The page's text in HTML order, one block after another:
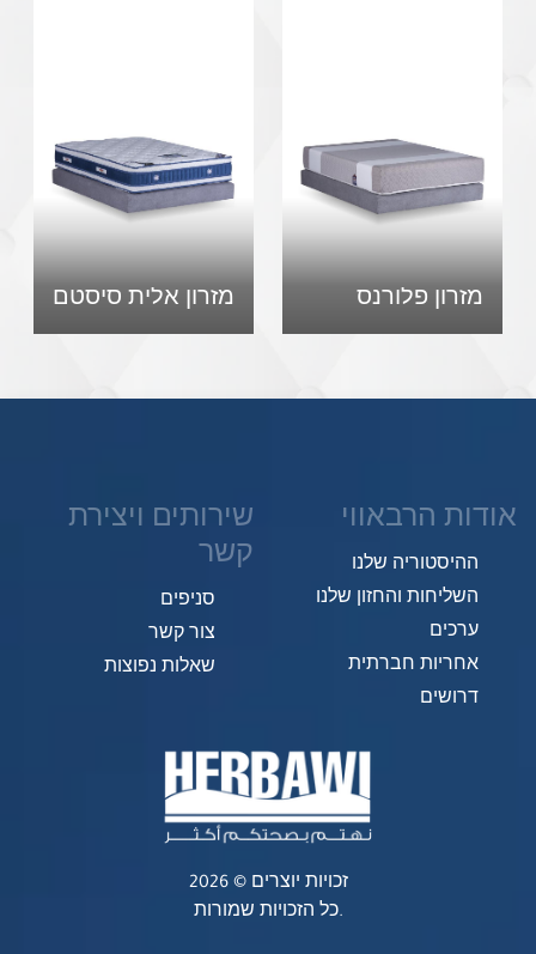
מזרון פלורנס מזרון אלית סיסטם
אודות הרבאווי
ההיסטוריה שלנו
השליחות והחזון שלנו
ערכים
אחריות חברתית
דרושים
שירותים ויצירת
קשר
סניפים
צור קשר
שאלות נפוצות
זכויות יוצרים © 2026
כל הזכויות שמורות.